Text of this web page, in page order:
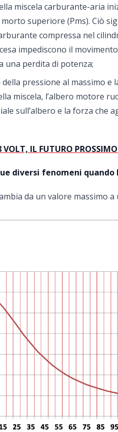
miscela carburante-aria
superiore (Pms). Ciò
compressa nel
impediscono il
una perdita di potenza;
della pressione al massimo
miscela, l’albero motore
sull’albero e la forza che
VOLT, IL FUTURO
diversi fenomeni
da un valore massimo